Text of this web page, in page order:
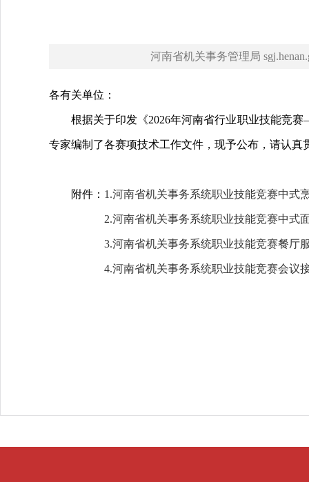
河南省机关事务管理局
各有关单位：
根据关于印发《2026年河南省行业职业技能竞赛
专家编制了各赛项技术工作文件，现予公布，请认真
附件： 1.河南省机关事务系统职业技能竞赛中式
2.河南省机关事务系统职业技能竞赛中式
3.河南省机关事务系统职业技能竞赛餐厅
4.河南省机关事务系统职业技能竞赛会议